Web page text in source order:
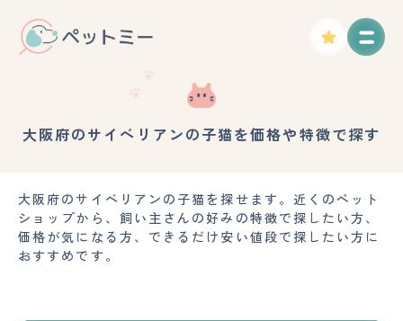
大阪府のサイベリアンの子猫を価格や特徴で探す
大阪府のサイベリアンの子猫を探せます。近くのペット
ショップから、飼い主さんの好みの特徴で探したい方、
価格が気になる方、できるだけ安い値段で探したい方に
おすすめです。